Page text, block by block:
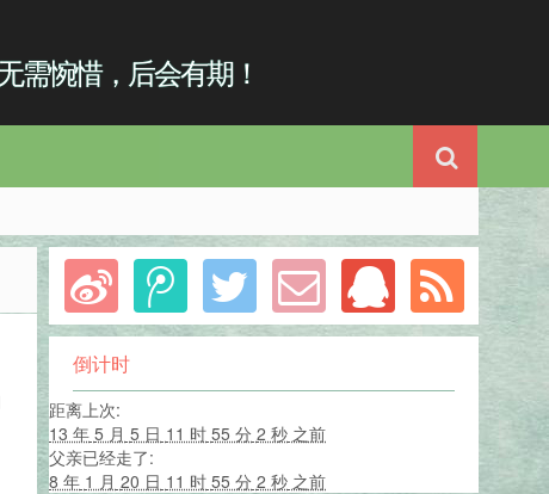
需惋惜，后会有期！
倒计时
距离上次:
13 年 5 月 5 日 11 时 55 分 3 秒 之前
父亲已经走了:
8 年 1 月 20 日 11 时 55 分 3 秒 之前